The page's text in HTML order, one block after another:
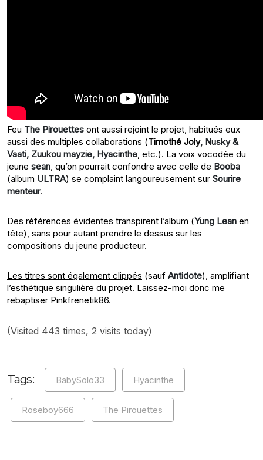
Feu The Pirouettes ont aussi rejoint le projet, habitués eux
aussi des multiples collaborations (Timothé Joly, Nusky &
Vaati, Zuukou mayzie, Hyacinthe, etc.). La voix vocodée du
jeune sean, qu’on pourrait confondre avec celle de Booba
(album ULTRA) se complaint langoureusement sur Sourire
menteur.
Des références évidentes transpirent l’album (Yung Lean en
tête), sans pour autant prendre le dessus sur les
compositions du jeune producteur.
Les titres sont également clippés (sauf Antidote), amplifiant
l’esthétique singulière du projet. Laissez-moi donc me
rebaptiser Pinkfrenetik86.
(Visited 443 times, 2 visits today)
Tags: BabySolo33 Hyacinthe
Roseboy666 The Pirouettes